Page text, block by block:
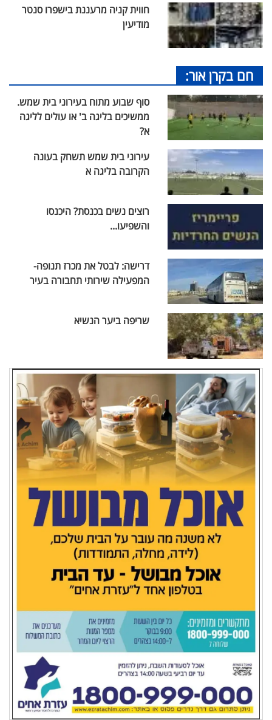
חווית קניה מרעננת בישפרו סנטר
מודיעין
חם בקרן אור:
סוף שבוע מתוח בעירוני בית שמש.
ממשיכים בליגה ב' או עולים לליגה
א?
עירוני בית שמש תשחק בעונה
הקרובה בליגה א
רוצים נשים בכנסת? היכנסו
והשפיעו...
דרישה: לבטל את מכרז תנופה-
המפעילה שירותי תחבורה בעיר
שריפה ביער הנשיא